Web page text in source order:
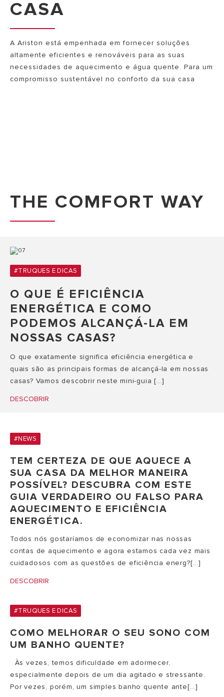
CASA
A Ariston está empenhada em fornecer soluções
altamente eficientes e renováveis para as suas
necessidades de aquecimento e água quente. Para um
compromisso sustentável no conforto da sua casa
THE COMFORT WAY
#TRUQUES E DICAS
O QUE É EFICIÊNCIA
ENERGÉTICA E COMO
PODEMOS ALCANÇÁ-LA EM
NOSSAS CASAS?
O que exatamente significa eficiência energética e
quais são as principais formas de alcançá-la em nossas
casas? Vamos descobrir neste mini-guia [...]
DESCOBRIR
#NEWS
TEM CERTEZA DE QUE AQUECE A
SUA CASA DA MELHOR MANEIRA
POSSÍVEL? DESCUBRA COM ESTE
GUIA VERDADEIRO OU FALSO PARA
AQUECIMENTO E EFICIÊNCIA
ENERGÉTICA.
Todos nós gostaríamos de economizar nas nossas
contas de aquecimento e agora estamos cada vez mais
cuidadosos com as questões de eficiência energ?[...]
DESCOBRIR
#TRUQUES E DICAS
COMO MELHORAR O SEU SONO COM
UM BANHO QUENTE?
Às vezes, temos dificuldade em adormecer,
especialmente depois de um dia agitado e stressante.
Por vezes, porém, um simples banho quente ante[...]